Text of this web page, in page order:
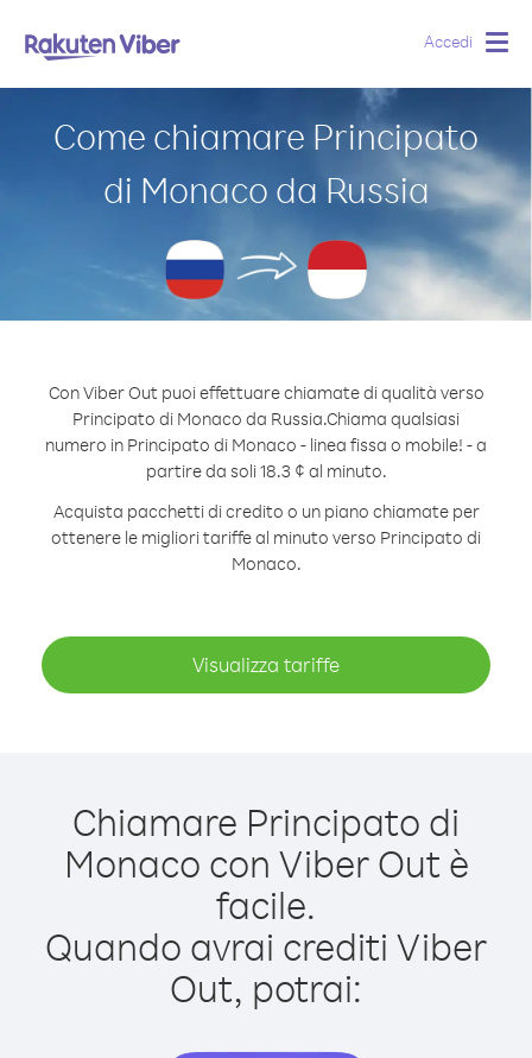
Accedi
Come chiamare Principato
di Monaco da Russia
Con Viber Out puoi effettuare chiamate di qualità verso
Principato di Monaco da Russia.Chiama qualsiasi
numero in Principato di Monaco - linea fissa o mobile! - a
partire da soli 18.3 ¢ al minuto.
Acquista pacchetti di credito o un piano chiamate per
ottenere le migliori tariffe al minuto verso Principato di
Monaco.
Visualizza tariffe
Chiamare Principato di
Monaco con Viber Out è
facile.
Quando avrai crediti Viber
Out, potrai: